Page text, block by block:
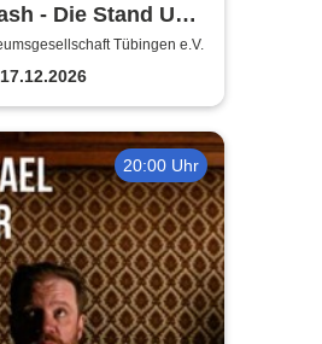
- Die Stand Up
Tübingen e.V.
20:00 Uhr